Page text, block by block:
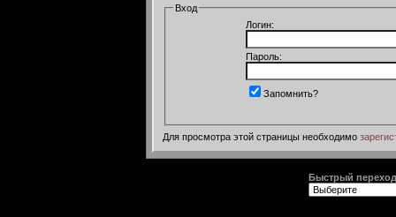
Вход
Логин:
Пароль:
Запомнить?
Для просмотра этой страницы необходимо
Быстрый переход